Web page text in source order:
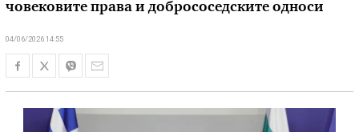
човековите права и добрососедските односи
04/06/2026 14:55